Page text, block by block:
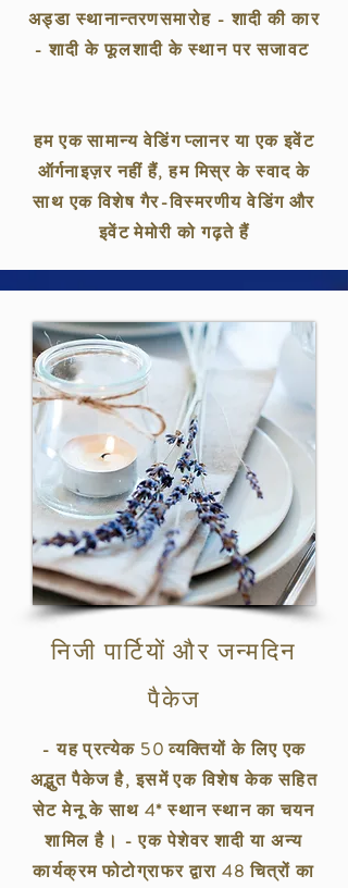
अड्डा स्थानान्तरणसमारोह - शादी की कार
- शादी के फूलशादी के स्थान पर सजावट
हम एक सामान्य वेडिंग प्लानर या एक इवेंट
ऑर्गनाइज़र नहीं हैं, हम मिस्र के स्वाद के
साथ एक विशेष गैर-विस्मरणीय वेडिंग और
इवेंट मेमोरी को गढ़ते हैं
निजी पार्टियों और जन्मदिन
पैकेज
- यह प्रत्येक 50 व्यक्तियों के लिए एक
अद्भुत पैकेज है, इसमें एक विशेष केक सहित
सेट मेनू के साथ 4* स्थान स्थान का चयन
शामिल है। - एक पेशेवर शादी या अन्य
कार्यक्रम फोटोग्राफर द्वारा 48 चित्रों का